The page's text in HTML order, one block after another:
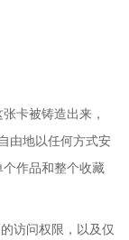
卡被铸造出来，
由地以任何方式安
作品和整个收藏
访问权限，以及仅